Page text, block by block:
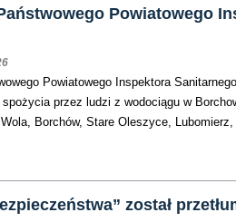
Powiatowego
Powiatowego Inspektora
przez ludzi z wodociągu w
Borchów, Stare Oleszyce, Lubomierz,
został